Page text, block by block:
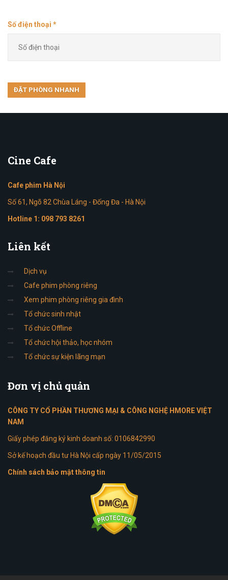
Số điện thoại *
Cine Cafe
Cafe phim Hà Nội
Số 61, Ngõ 82 Chùa Láng - Đống Đa - Hà Nội
Hotline 1: 098 793 8261
Liên kết
Dịch vụ
Cafe phim phòng riêng
Xem phim phòng riêng gia đình
Tổ chức sinh nhật
Tổ chức Offline
Tổ chức hội thảo, học nhóm
Tổ chức sự kiện lãng mạn
Đơn vị chủ quản
CÔNG TY CỔ PHẦN THƯƠNG MẠI & CÔNG NGHỆ HMORE VIỆT
NAM
Giấy phép đăng ký kinh doanh số: 0106842990
Sở kế hoạch đầu tư Hà Nội cấp ngày 11/05/2015
Chính sách bảo mật thông tin